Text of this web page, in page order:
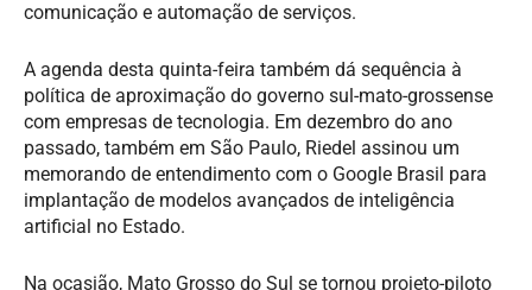
comunicação e automação de serviços.
A agenda desta quinta-feira também dá sequência à
política de aproximação do governo sul-mato-grossense
com empresas de tecnologia. Em dezembro do ano
passado, também em São Paulo, Riedel assinou um
memorando de entendimento com o Google Brasil para
implantação de modelos avançados de inteligência
artificial no Estado.
Na ocasião, Mato Grosso do Sul se tornou projeto-piloto